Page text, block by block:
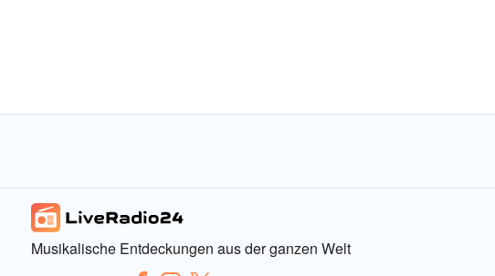
Musikalische Entdeckungen aus der ganzen Welt